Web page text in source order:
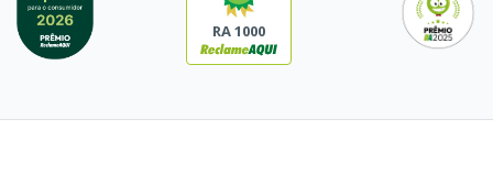
RA 1000